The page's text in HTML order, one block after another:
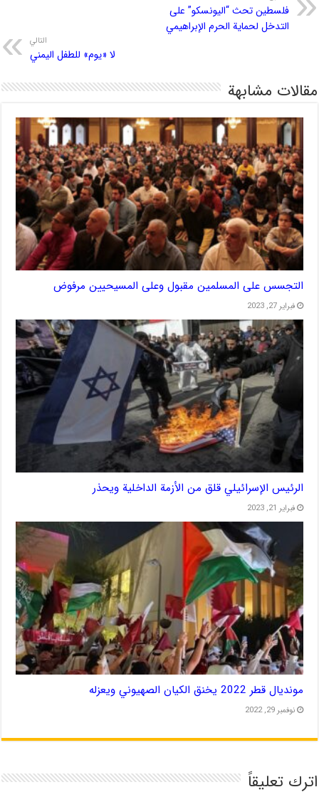
فلسطين تحث “اليونسكو” على
التدخل لحماية الحرم الإبراهيمي
التالي
لا «يوم» للطفل اليمني
مقالات مشابهة
التجسس على المسلمين مقبول وعلى المسيحيين مرفوض
فبراير 27, 2023
الرئيس الإسرائيلي قلق من الأزمة الداخلية ويحذر
فبراير 21, 2023
مونديال قطر 2022 يخنق الكيان الصهيوني ويعزله
نوفمبر 29, 2022
اترك تعليقاً